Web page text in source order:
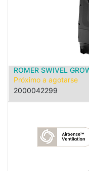
ROMER SWIVEL
Próximo a agotarse
2000042299